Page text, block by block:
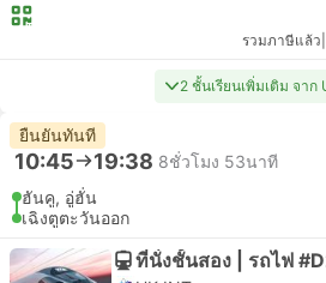
รวมภาษีแล้ว
2 ชั้นเรียนเพิ่มเติม จาก
ยืนยันทันที
10:45 19:38 8ชั่วโมง 53นาที
ฮันคู, อู่ฮั่น
เฉิงตูตะวันออก
ที่นั่งชั้นสอง | รถไฟ